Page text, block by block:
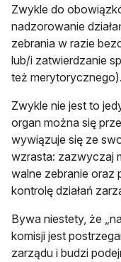
Zwykle do
nadzorowanie
zebrania w razie
lub/i zatwierdzanie
też merytorycznego).
Zwykle nie jest to
organ można się
wywiązuje się ze
wzrasta: zazwyczaj
walne zebranie oraz
kontrolę działań
Bywa niestety, że
komisji jest
zarządu i budzi